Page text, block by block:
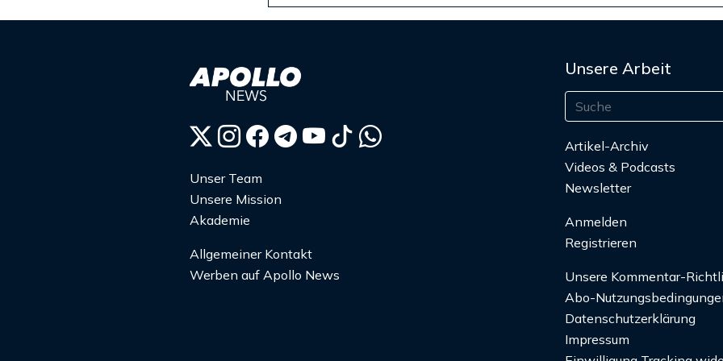
Unser Team
Unsere Mission
Akademie
Allgemeiner Kontakt
Werben auf Apollo News
Unsere Arbeit
Artikel-Archiv
Videos & Podcasts
Newsletter
Anmelden
Registrieren
Unsere Kommentar-
Abo-
Datenschutzerklärung
Impressum